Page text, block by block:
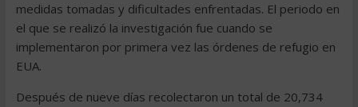
medidas tomadas y dificultades enfrentadas. El periodo en
el que se realizó la investigación fue cuando se
implementaron por primera vez las órdenes de refugio en
EUA.
Después de nueve días recolectaron un total de 20,734